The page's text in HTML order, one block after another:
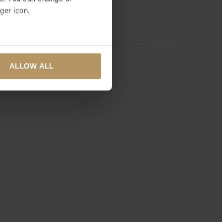
icon.
meters
may combine it with
ALLOW ALL